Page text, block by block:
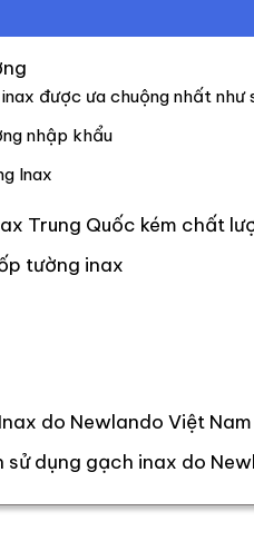
được ưa chuộng nhất như
nhập khẩu
Inax
Trung Quốc kém chất
tường inax
do Newlando Việt
sử dụng gạch inax do